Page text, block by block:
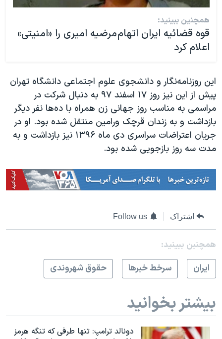
همچنین ببینید:
قوه قضائیه ایران اتهام مرضیه امیری را «امنیتی»
اعلام کرد
این روزنامه‌نگار و دانشجوی علوم اجتماعی دانشگاه تهران
پیش از این نیز روز ۱۷ اسفند ۹۷ به دنبال شرکت در
مراسمی به مناسب روز جهانی زن همراه با ده‌ها نفر دیگر
بازداشت و به زندان قرچک ورامین منتقل شده بود. او در
جریان اعتراضات سراسری دی ماه ۱۳۹۶ نیز بازداشت و به
مدت سه روز بازجویی شده بود.
اشتراک Follow us
همچنبن ببینید:
ايران
سرخط خبرها حقوق شهروندی
بیشتر بخوانید
دونالد ترامپ: تنها طرفی که تنگه هرمز